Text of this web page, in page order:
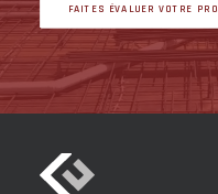
FAITES ÉVALUER VOTRE